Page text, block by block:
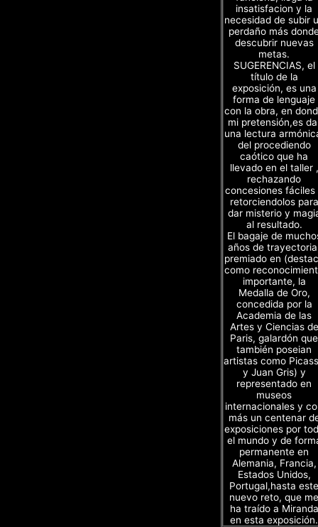
insatisfacion y la
necesidad de subir
perdaño más
descubrir nuevas
metas.
SUGERENCIAS, el
título de la
exposición, es una
forma de lenguaje
con la obra, en
mi pretensión,es
una lectura
del procediendo
caótico que ha
llevado en el taller ,
rechazando
concesiones fáciles
retorciendolos para
dar misterio y
al resultado.
El bagaje de
años de
premiado en
como
importante, la
Medalla de Oro,
concedida por la
Academia de las
Artes y Ciencias de
Paris, galardón que
también poseian
artistas como
y Juan Gris) y
representado en
museos
internacionales y
más un centenar
exposiciones por
el mundo y de
permanente en
Alemania, Francia,
Estados Unidos,
Portugal,hasta este
nuevo reto, que me
ha traído a Miranda
en esta exposición.